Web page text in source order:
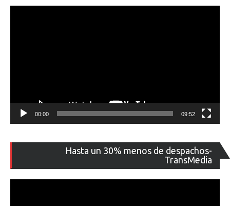
00:00 09:52
Hasta un 30% menos de despachos-
TransMedia
de